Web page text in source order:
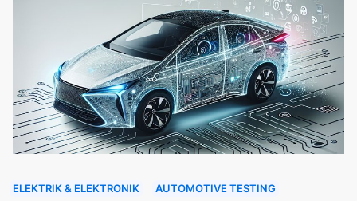
ELEKTRIK & ELEKTRONIK AUTOMOTIVE TESTING